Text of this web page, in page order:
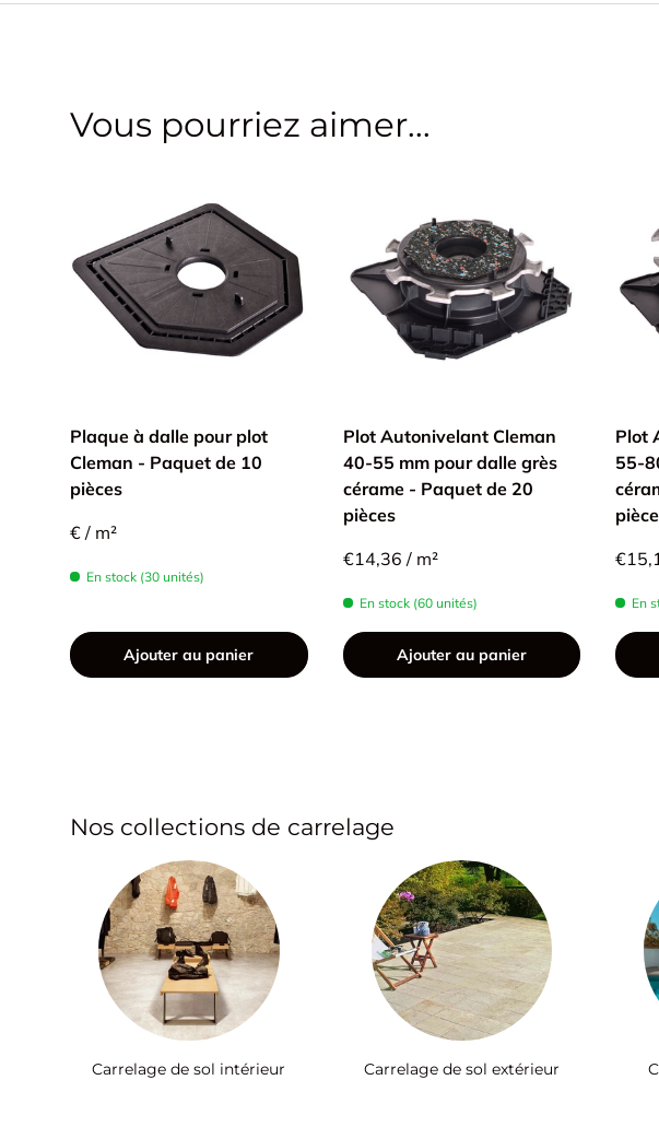
Vous pourriez aimer...
Plaque à dalle pour plot
Cleman - Paquet de 10
pièces
€ / m²
En stock (30 unités)
Ajouter au panier
Plot Autonivelant Cleman
40-55 mm pour dalle grès
cérame - Paquet de 20
pièces
€14,36 / m²
En stock (60 unités)
Ajouter au panier
Plot
55-
En
Nos collections de carrelage
Carrelage de sol intérieur Carrelage de sol extérieur